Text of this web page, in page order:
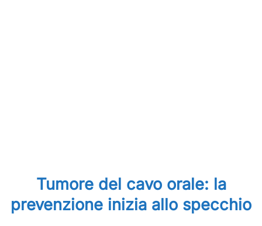
Tumore del cavo orale: la
prevenzione inizia allo specchio